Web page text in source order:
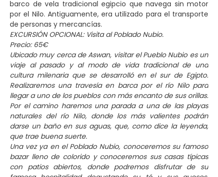
barco de vela tradicional egipcio que navega sin motor
por el Nilo. Antiguamente, era utilizado para el transporte
de personas y mercancías.
EXCURSIÓN OPCIONAL: Visita al Poblado Nubio.
Precio: 65€
Ubicado muy cerca de Aswan, visitar el Pueblo Nubio es un
viaje al pasado y al modo de vida tradicional de una
cultura milenaria que se desarrolló en el sur de Egipto.
Realizaremos una travesía en barca por el río Nilo para
llegar a uno de los pueblos con más encanto de sus orillas.
Por el camino haremos una parada a una de las playas
naturales del río Nilo, donde los más valientes podrán
darse un baño en sus aguas, que, como dice la leyenda,
que trae buena suerte.
Una vez ya en el Poblado Nubio, conoceremos su famoso
bazar lleno de colorido y conoceremos sus casas típicas
con patios abiertos, donde podremos disfrutar de su